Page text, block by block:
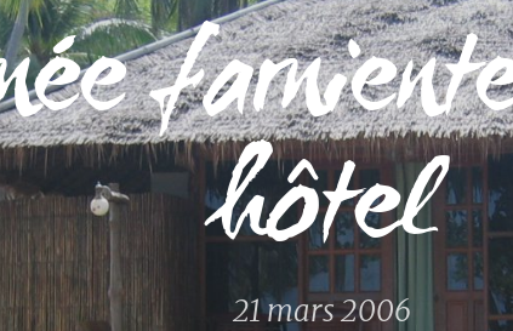
hôtel
21 mars 2006